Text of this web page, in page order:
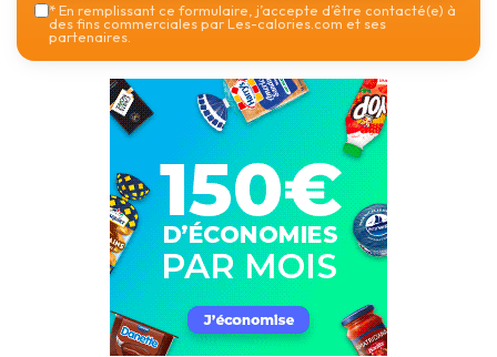
*En remplissant ce formulaire, j’accepte d’être contacté(e) à
des fins commerciales par Les-calories.com et ses
partenaires.